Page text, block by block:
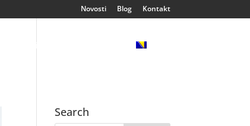
Novosti Blog Kontakt
Search